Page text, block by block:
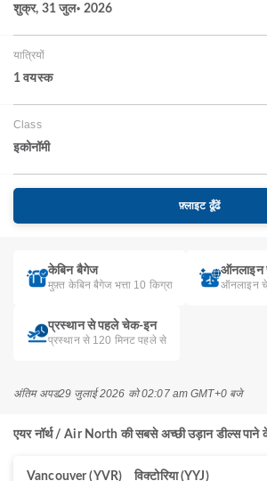
शुक्र, 31 जुल॰ 2026
यात्रियों
1 वयस्‍क
Class
इकोनॉमी
फ़्लाइट ढूँढें
केबिन बैगेज
मुफ़्त केबिन बैगेज भत्ता 10 किग्रा
ऑनलाइन
ऑनलाइन
प्रस्थान से पहले चेक-इन
प्रस्थान से 120 मिनट पहले से
अंतिम अपड29 जुलाई 2026 को 02:07 am GMT+0 बजे
एयर नॉर्थ / Air North की सबसे अच्छी उड़ान डील्स पाने
Vancouver (YVR)
विक्टोरिया (YYJ)